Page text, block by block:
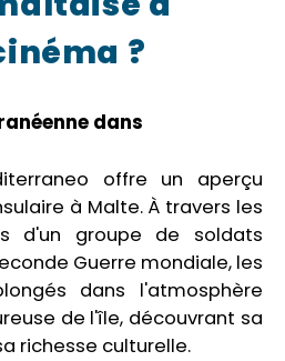
?
dans
offre un aperçu
à Malte. À travers les
d'un groupe de soldats
Guerre mondiale, les
dans l'atmosphère
de l'île, découvrant sa
richesse culturelle.